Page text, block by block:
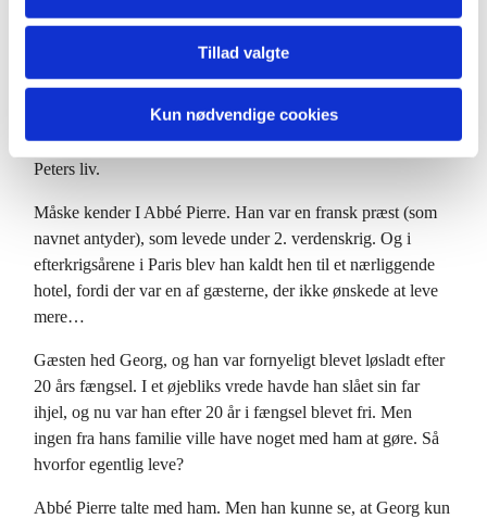
Tillad valgte
Kun nødvendige cookies
og hvor Peter troede, at det hele er slut, får han en ny
begyndelse…
Ja, det er vel en opstandelse, en bevægelse fra død til liv i
Peters liv.
Måske kender I Abbé Pierre. Han var en fransk præst (som
navnet antyder), som levede under 2. verdenskrig. Og i
efterkrigsårene i Paris blev han kaldt hen til et nærliggende
hotel, fordi der var en af gæsterne, der ikke ønskede at leve
mere…
Gæsten hed Georg, og han var fornyeligt blevet løsladt efter
20 års fængsel. I et øjebliks vrede havde han slået sin far
ihjel, og nu var han efter 20 år i fængsel blevet fri. Men
ingen fra hans familie ville have noget med ham at gøre. Så
hvorfor egentlig leve?
Abbé Pierre talte med ham. Men han kunne se, at Georg kun